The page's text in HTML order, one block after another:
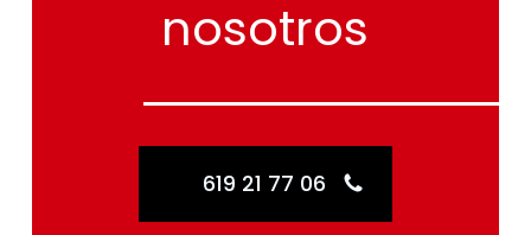
nosotros
619 21 77 06